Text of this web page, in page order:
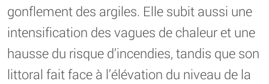
gonflement des argiles. Elle subit aussi une
intensification des vagues de chaleur et une
hausse du risque d’incendies, tandis que son
littoral fait face à l’élévation du niveau de la